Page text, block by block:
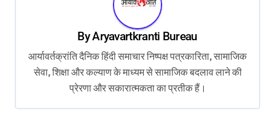
t
ByAryavartkranti Bureau
आर्यावर्तक्रांति दैनिक हिंदी समाचार निष्पक्ष पत्रकारिता, सामाजिक
सेवा, शिक्षा और कल्याण के माध्यम से सामाजिक बदलाव लाने की
प्रेरणा और सकारात्मकता का प्रतीक हैं।